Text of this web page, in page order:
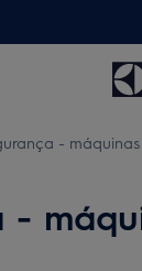
-
-